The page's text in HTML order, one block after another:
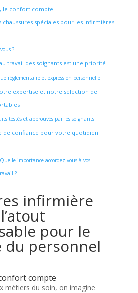
le confort compte
chaussures spéciales pour les infirmières
?
travail des soignants est une priorité
réglementaire et expression personnelle
expertise et notre sélection de
testés et approuvés par les soignants
de confiance pour votre quotidien
importance accordez-vous à vos
?
infirmière
pour le
du personnel
compte
métiers du soin, on imagine